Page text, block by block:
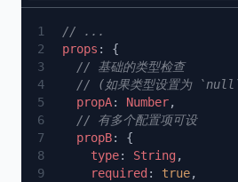
props
  propA
: Number
  propB
    type
: String
    required
: true